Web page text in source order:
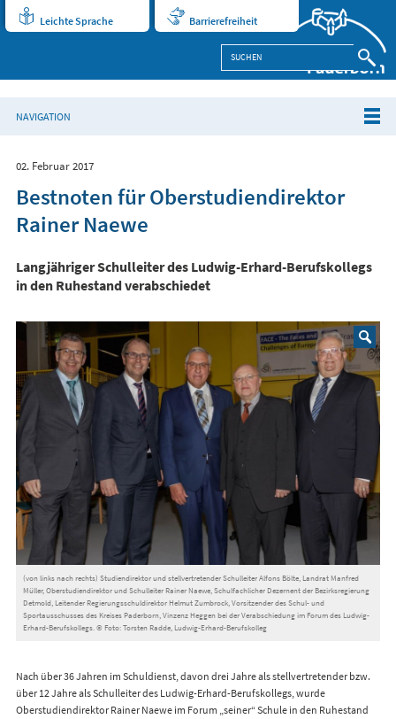
Leichte Sprache Barrierefreiheit
NAVIGATION
02. Februar 2017
Bestnoten für Oberstudiendirektor
Rainer Naewe
Langjähriger Schulleiter des Ludwig-Erhard-Berufskollegs
in den Ruhestand verabschiedet
(von links nach rechts) Studiendirektor und stellvertretender Schulleiter Alfons Bölte, Landrat Manfred
Müller, Oberstudiendirektor und Schulleiter Rainer Naewe, Schulfachlicher Dezernent der Bezirksregierung
Detmold, Leitender Regierungsschuldirektor Helmut Zumbrock, Vorsitzender des Schul- und
Sportausschusses des Kreises Paderborn, Vinzenz Heggen bei der Verabschiedung im Forum des Ludwig-
Erhard-Berufskollegs. © Foto: Torsten Radde, Ludwig-Erhard-Berufskolleg
Nach über 36 Jahren im Schuldienst, davon drei Jahre als stellvertretender bzw.
über 12 Jahre als Schulleiter des Ludwig-Erhard-Berufskollegs, wurde
Oberstudiendirektor Rainer Naewe im Forum „seiner“ Schule in den Ruhestand